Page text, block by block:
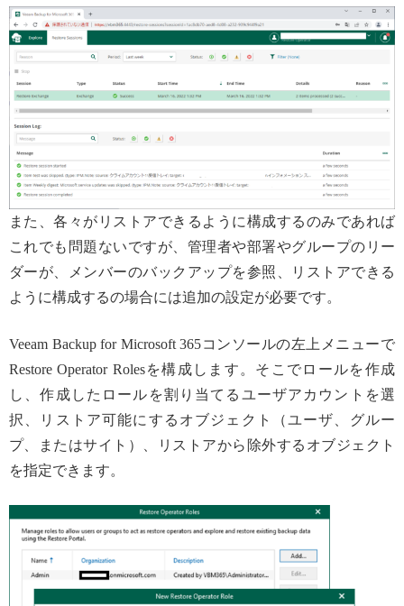
また、各々がリストアできるように構成するのみであれば
これでも問題ないですが、管理者や部署やグループのリー
ダーが、メンバーのバックアップを参照、リストアできる
ように構成するの場合には追加の設定が必要です。
Veeam Backup for Microsoft 365コンソールの左上メニューで
Restore Operator Rolesを構成します。そこでロールを作成
し、作成したロールを割り当てるユーザアカウントを選
択、リストア可能にするオブジェクト（ユーザ、グルー
プ、またはサイト）、リストアから除外するオブジェクト
を指定できます。